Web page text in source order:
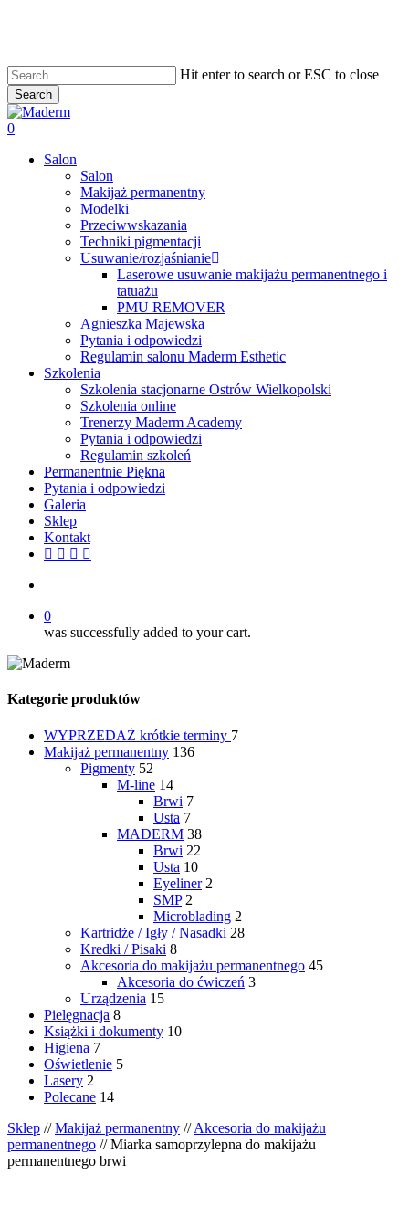
content
Hit enter to search or ESC to close
Search
Close
Search
search
0
Salon
Salon
Makijaż permanentny
Modelki
Przeciwwskazania
Techniki pigmentacji
Usuwanie/rozjaśnianie
Laserowe usuwanie makijażu permanentnego i
tatuażu
PMU REMOVER
Agnieszka Majewska
Pytania i odpowiedzi
Regulamin salonu Maderm Esthetic
Szkolenia
Szkolenia stacjonarne Ostrów Wielkopolski
Szkolenia online
Trenerzy Maderm Academy
Pytania i odpowiedzi
Regulamin szkoleń
Permanentnie Piękna
Pytania i odpowiedzi
Galeria
Sklep
Kontakt
twitter
facebook
youtube
instagram
0
was successfully added to your cart.
Kategorie produktów
WYPRZEDAŻ krótkie terminy 7
Makijaż permanentny 136
Pigmenty 52
M-line 14
Brwi 7
Usta 7
MADERM 38
Brwi 22
Usta 10
Eyeliner 2
SMP 2
Microblading 2
Kartridże / Igły / Nasadki 28
Kredki / Pisaki 8
Akcesoria do makijażu permanentnego 45
Akcesoria do ćwiczeń 3
Urządzenia 15
Pielęgnacja 8
Książki i dokumenty 10
Higiena 7
Oświetlenie 5
Lasery 2
Polecane 14
Sklep //Makijaż permanentny //Akcesoria do makijażu
permanentnego // Miarka samoprzylepna do makijażu
permanentnego brwi